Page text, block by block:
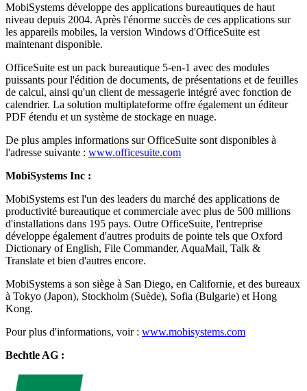
MobiSystems développe des applications bureautiques de haut
niveau depuis 2004. Après l'énorme succès de ces applications sur
les appareils mobiles, la version Windows d'OfficeSuite est
maintenant disponible.
OfficeSuite est un pack bureautique 5-en-1 avec des modules
puissants pour l'édition de documents, de présentations et de feuilles
de calcul, ainsi qu'un client de messagerie intégré avec fonction de
calendrier. La solution multiplateforme offre également un éditeur
PDF étendu et un système de stockage en nuage.
De plus amples informations sur OfficeSuite sont disponibles à
l'adresse suivante : www.officesuite.com
MobiSystems Inc :
MobiSystems est l'un des leaders du marché des applications de
productivité bureautique et commerciale avec plus de 500 millions
d'installations dans 195 pays. Outre OfficeSuite, l'entreprise
développe également d'autres produits de pointe tels que Oxford
Dictionary of English, File Commander, AquaMail, Talk &
Translate et bien d'autres encore.
MobiSystems a son siège à San Diego, en Californie, et des bureaux
à Tokyo (Japon), Stockholm (Suède), Sofia (Bulgarie) et Hong
Kong.
Pour plus d'informations, voir : www.mobisystems.com
Bechtle AG :